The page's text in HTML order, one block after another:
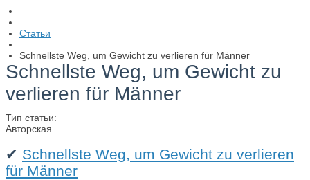
Статьи
Schnellste Weg, um Gewicht zu verlieren für Männer
Schnellste Weg, um Gewicht zu
verlieren für Männer
Тип статьи:
Авторская
✔ Schnellste Weg, um Gewicht zu verlieren
für Männer